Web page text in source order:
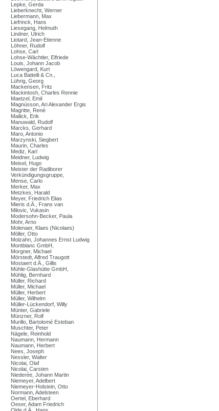
Lepke, Gerda
Lieberknecht, Werner
Liebermann, Max
Liefrinck, Hans
Liesegang, Helmuth
Lindner, Ulrich
Liotard, Jean-Etienne
Löhner, Rudolf
Lohse, Carl
Lohse-Wächtler, Elfriede
Louis, Johann Jacob
Löwengard, Kurt
Luca Battelli & Cn.,
Lührig, Georg
Mackensen, Fritz
Mackintosh, Charles Rennie
Maetzel, Emil
Magnússon, Ari Alexander Ergis
Magritte, René
Mailick, Erik
Manuwald, Rudolf
Marcks, Gerhard
Maro, Antonio
Marzynski, Siegbert
Maurin, Charles
Mediz, Karl
Meidner, Ludwig
Meisel, Hugo
Meister der Radiborer
Verkündigungsgruppe,
Mense, Carlo
Merker, Max
Metzkes, Harald
Meyer, Friedrich Elias
Mieris d.Ä., Frans van
Milovic, Vukasin
Modersohn-Becker, Paula
Mohr, Arno
Molenaer, Klaes (Nicolaes)
Möller, Otto
Molzahn, Johannes Ernst Ludwig
Montblanc GmbH,
Morgner, Michael
Mörstedt, Alfred Traugott
Mostaert d.Ä., Gillis
Mühle-Glashütte GmbH,
Mühlig, Bernhard
Müller, Richard
Müller, Michael
Müller, Herbert
Müller, Wilhelm
Müller-Lückendorf, Willy
Münter, Gabriele
Münzner, Rolf
Murillo, Bartolomé Esteban
Muschter, Peter
Nägele, Reinhold
Naumann, Hermann
Naumann, Herbert
Nees, Joseph
Nessler, Walter
Nicolai, Olaf
Nicolai, Carsten
Niederée, Johann Martin
Niemeyer, Adelbert
Niemeyer-Holstein, Otto
Normann, Adelsteen
Oertel, Eberhard
Oeser, Adam Friedrich